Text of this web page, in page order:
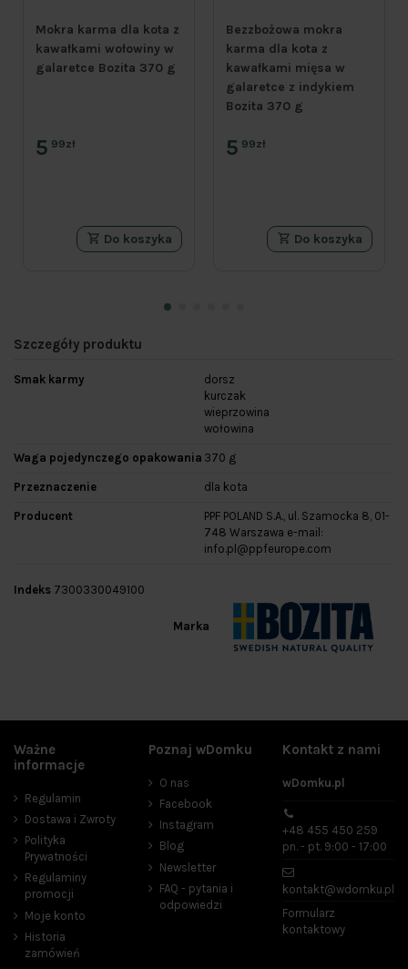
Mokra karma dla kota z
kawałkami wołowiny w
galaretce Bozita 370 g
5 99zł
Do koszyka
Bezzbożowa mokra
karma dla kota z
kawałkami mięsa w
galaretce z indykiem
Bozita 370 g
5 99zł
Do koszyka
Szczegóły produktu
Smak karmy
dorsz
kurczak
wieprzowina
wołowina
Waga pojedynczego opakowania 370 g
Przeznaczenie dla kota
Producent
PPF POLAND S.A., ul. Szamocka 8, 01-
748 Warszawa e-mail:
info.pl@ppfeurope.com
Marka
Indeks 7300330049100
Ważne
informacje
Regulamin
Dostawa i Zwroty
Polityka
Prywatności
Regulaminy
promocji
Moje konto
Historia
zamówień
Poznaj wDomku
O nas
Facebook
Instagram
Blog
Newsletter
FAQ - pytania i
odpowiedzi
Kontakt z nami
wDomku.pl
+48 455 450 259
pn. - pt. 9:00 - 17:00
kontakt@wdomku.pl
Formularz
kontaktowy